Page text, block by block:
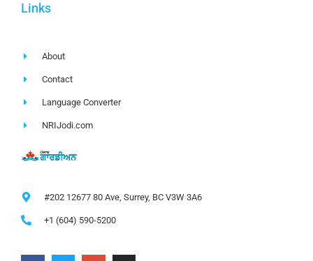
Links
About
Contact
Language Converter
NRIJodi.com
#202 12677 80 Ave, Surrey, BC V3W 3A6
+1 (604) 590-5200